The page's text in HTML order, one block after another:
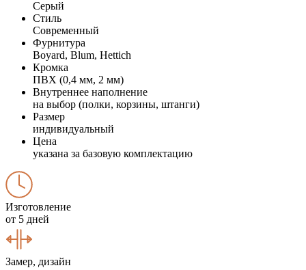
Серый
Стиль
Современный
Фурнитура
Boyard, Blum, Hettich
Кромка
ПВХ (0,4 мм, 2 мм)
Внутреннее наполнение
на выбор (полки, корзины, штанги)
Размер
индивидуальный
Цена
указана за базовую комплектацию
Изготовление
от 5 дней
Замер, дизайн